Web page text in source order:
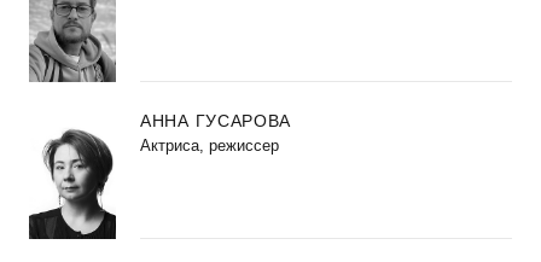
АННА ГУСАРОВА
Актриса, режиссер